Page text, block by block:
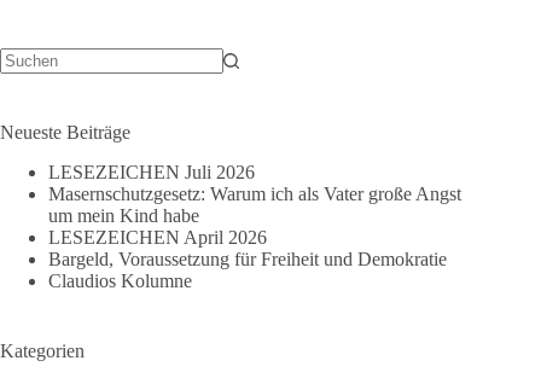
Neueste Beiträge
LESEZEICHEN Juli 2026
Masernschutzgesetz: Warum ich als Vater große Angst
um mein Kind habe
LESEZEICHEN April 2026
Bargeld, Voraussetzung für Freiheit und Demokratie
Claudios Kolumne
Kategorien